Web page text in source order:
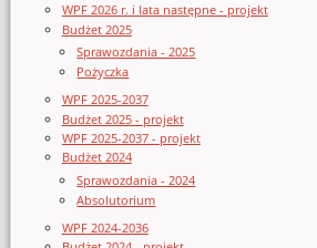
WPF 2026 r. i lata następne - projekt
Budżet 2025
Sprawozdania - 2025
Pożyczka
WPF 2025-2037
Budżet 2025 - projekt
WPF 2025-2037 - projekt
Budżet 2024
Sprawozdania - 2024
Absolutorium
WPF 2024-2036